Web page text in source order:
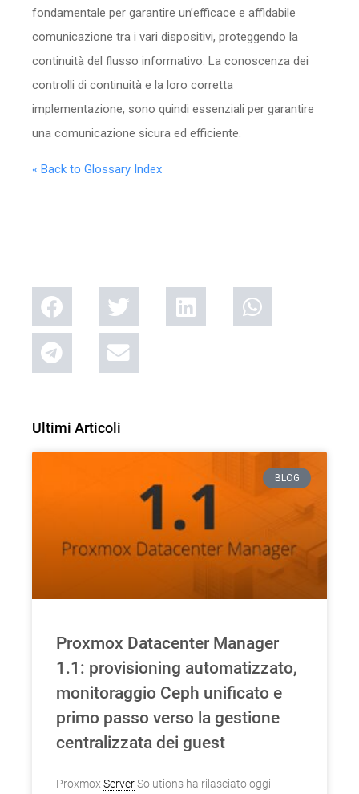
fondamentale per garantire un’efficace e affidabile
comunicazione tra i vari dispositivi, proteggendo la
continuità del flusso informativo. La conoscenza dei
controlli di continuità e la loro corretta
implementazione, sono quindi essenziali per garantire
una comunicazione sicura ed efficiente.
« Back to Glossary Index
Ultimi Articoli
BLOG
Proxmox Datacenter Manager
1.1: provisioning automatizzato,
monitoraggio Ceph unificato e
primo passo verso la gestione
centralizzata dei guest
Proxmox ServerSolutions ha rilasciato oggi